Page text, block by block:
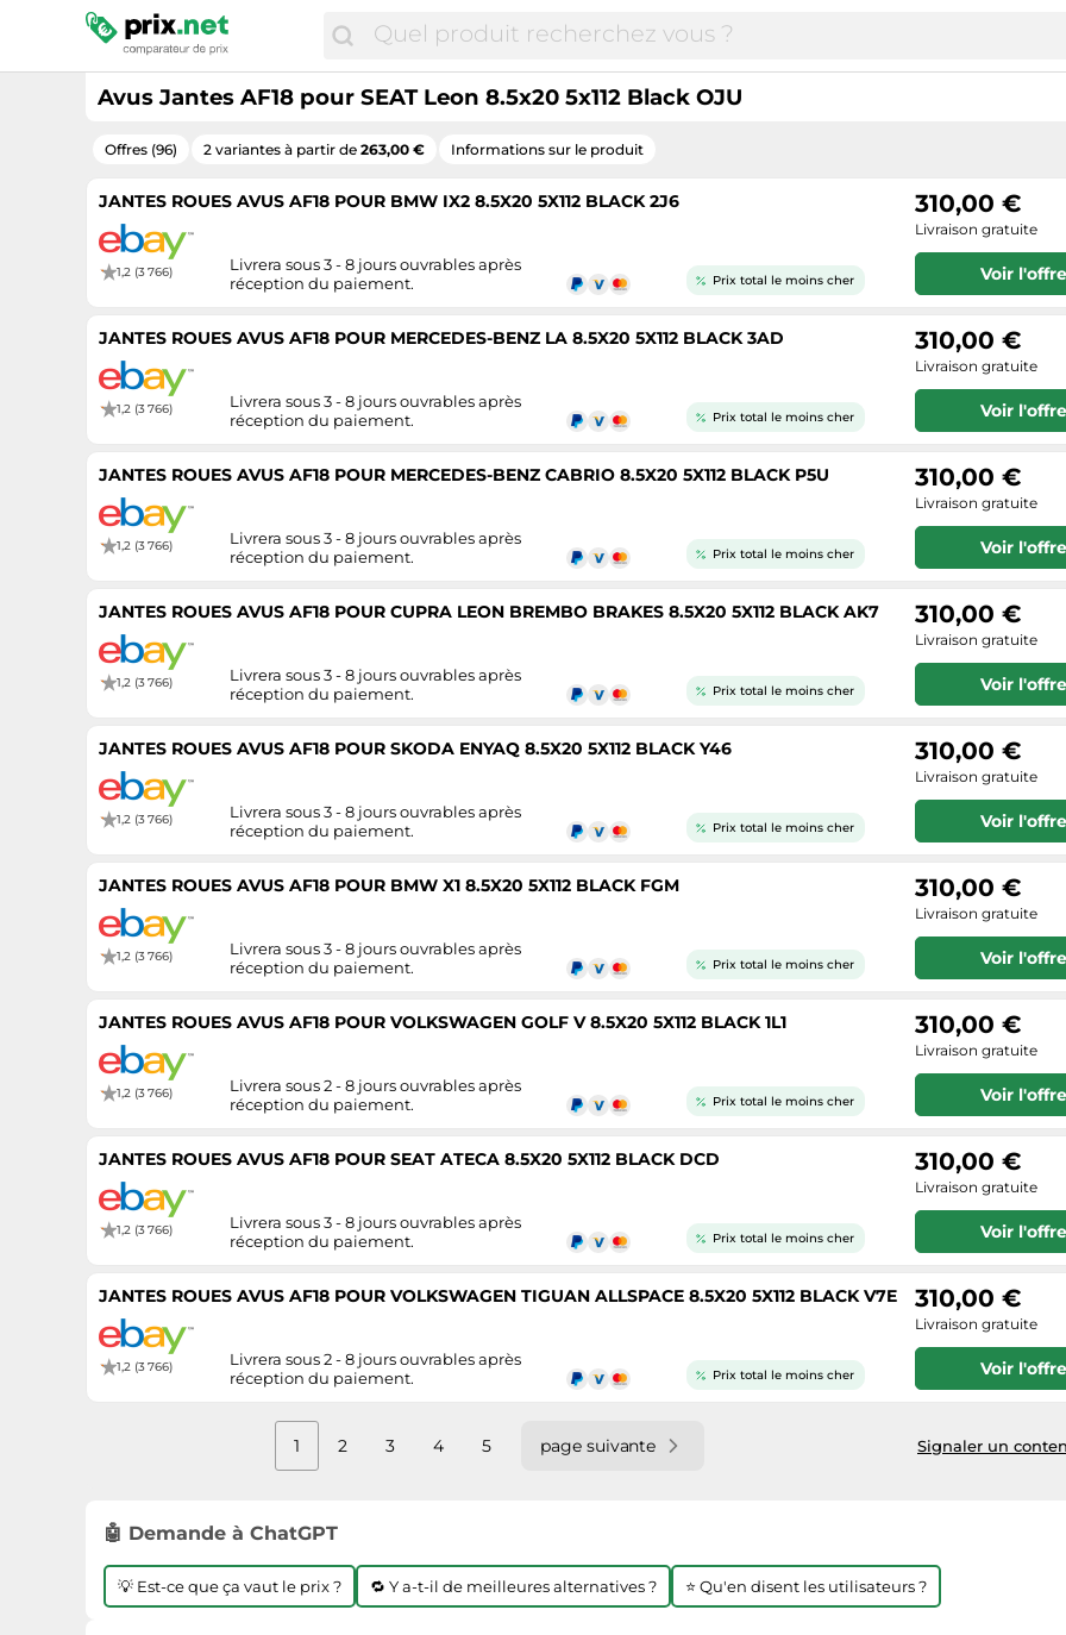
Avus Jantes AF18 pour SEAT Leon 8.5x20 5x112 Black OJU
Offres (96) 2 variantes à partir de 263,00 € Informations sur le produit
JANTES ROUES AVUS AF18 POUR BMW IX2 8.5X20 5X112 BLACK 2J6
1,2 (3 766)
Prix total le moins cher
Livrera sous 3 - 8 jours ouvrables après
réception du paiement.
310,00 €
Livraison gratuite
Voir l'offre
JANTES ROUES AVUS AF18 POUR MERCEDES-BENZ LA 8.5X20 5X112 BLACK 3AD
1,2 (3 766)
Prix total le moins cher
Livrera sous 3 - 8 jours ouvrables après
réception du paiement.
310,00 €
Livraison gratuite
Voir l'offre
JANTES ROUES AVUS AF18 POUR MERCEDES-BENZ CABRIO 8.5X20 5X112 BLACK P5U
1,2 (3 766)
Prix total le moins cher
Livrera sous 3 - 8 jours ouvrables après
réception du paiement.
310,00 €
Livraison gratuite
Voir l'offre
JANTES ROUES AVUS AF18 POUR CUPRA LEON BREMBO BRAKES 8.5X20 5X112 BLACK AK7
1,2 (3 766)
Prix total le moins cher
Livrera sous 3 - 8 jours ouvrables après
réception du paiement.
310,00 €
Livraison gratuite
Voir l'offre
JANTES ROUES AVUS AF18 POUR SKODA ENYAQ 8.5X20 5X112 BLACK Y46
1,2 (3 766)
Prix total le moins cher
Livrera sous 3 - 8 jours ouvrables après
réception du paiement.
310,00 €
Livraison gratuite
Voir l'offre
JANTES ROUES AVUS AF18 POUR BMW X1 8.5X20 5X112 BLACK FGM
1,2 (3 766)
Prix total le moins cher
Livrera sous 3 - 8 jours ouvrables après
réception du paiement.
310,00 €
Livraison gratuite
Voir l'offre
JANTES ROUES AVUS AF18 POUR VOLKSWAGEN GOLF V 8.5X20 5X112 BLACK 1L1
1,2 (3 766)
Prix total le moins cher
Livrera sous 2 - 8 jours ouvrables après
réception du paiement.
310,00 €
Livraison gratuite
Voir l'offre
JANTES ROUES AVUS AF18 POUR SEAT ATECA 8.5X20 5X112 BLACK DCD
1,2 (3 766)
Prix total le moins cher
Livrera sous 3 - 8 jours ouvrables après
réception du paiement.
310,00 €
Livraison gratuite
Voir l'offre
JANTES ROUES AVUS AF18 POUR VOLKSWAGEN TIGUAN ALLSPACE 8.5X20 5X112 BLACK V7E
1,2 (3 766)
Prix total le moins cher
Livrera sous 2 - 8 jours ouvrables après
réception du paiement.
310,00 €
Livraison gratuite
Voir l'offre
1 2 3 4 5 page suivante Signaler un
🤖 Demande à ChatGPT
💡 Est-ce que ça vaut le prix ? 🔁 Y a-t-il de meilleures alternatives ? ⭐ Qu'en disent les utilisateurs ?